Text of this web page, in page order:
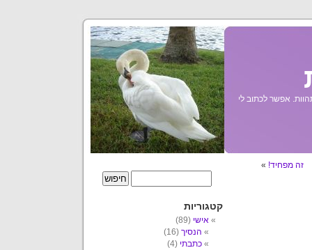
אפשר לכתוב לי
זה מפחיד! »
קטגוריות
אישי (89)
הנסיך (16)
כתבתי (4)